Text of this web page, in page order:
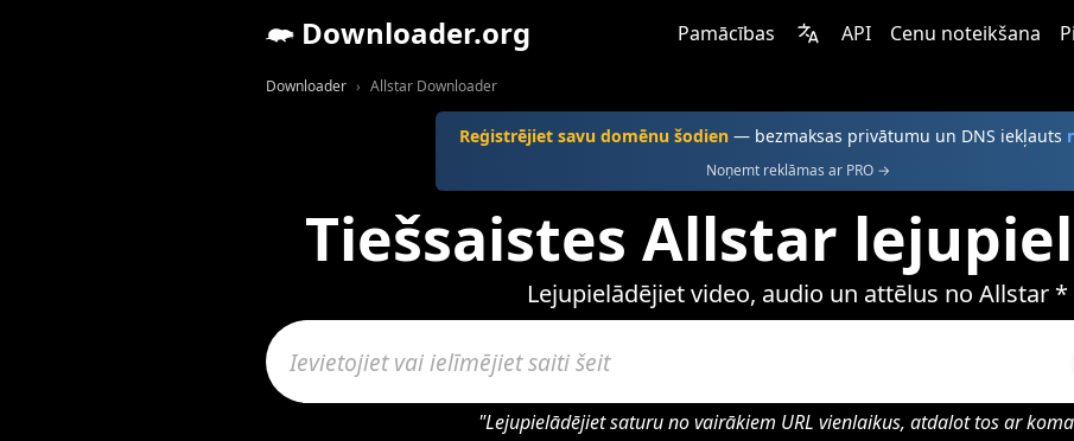
Downloader.org Pamācības API Cenu noteikšana
Downloader Allstar Downloader
Reģistrējiet savu domēnu šodien — bezmaksas privātumu un DNS iekļauts
Noņemt reklāmas ar PRO →
Tiešsaistes Allstar
Lejupielādējiet video, audio un attēlus no Allstar *
"Lejupielādējiet saturu no vairākiem URL vienlaikus, atdalot tos ar